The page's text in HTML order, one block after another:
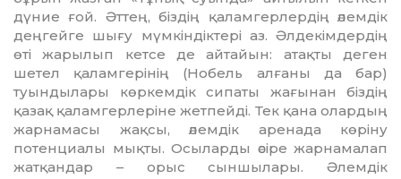
дүние ғой. Әттең, біздің қаламгерлердің әлемдік
деңгейге шығу мүмкіндіктері аз. Әлдекімдердің
өті жарылып кетсе де айтайын: атақты деген
шетел қаламгерінің (Нобель алғаны да бар)
туындылары көркемдік сипа­ты жағынан біздің
қазақ қаламгер­ле­ріне жетпейді. Тек қана олардың
жарнамасы жақсы, әлемдік арена­да көріну
потенциалы мықты. Осыларды әсіре жарнамалап
жат­қандар – орыс сыншылары. Әлемдік